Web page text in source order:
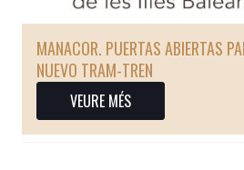
MANACOR. PUERTAS ABIERTAS
NUEVO TRAM-TREN
VEURE MÉS